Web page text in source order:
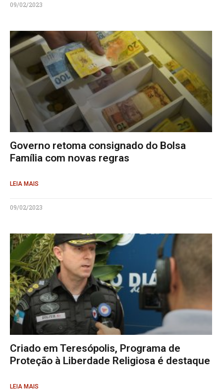
09/02/2023
Governo retoma consignado do Bolsa
Família com novas regras
LEIA MAIS
09/02/2023
Criado em Teresópolis, Programa de
Proteção à Liberdade Religiosa é destaque
LEIA MAIS